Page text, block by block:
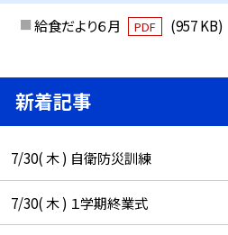
給食だより６月 PDF (957 KB)
新着記事
7/30( 木 ) 自衛防災訓練
7/30( 木 ) １学期終業式